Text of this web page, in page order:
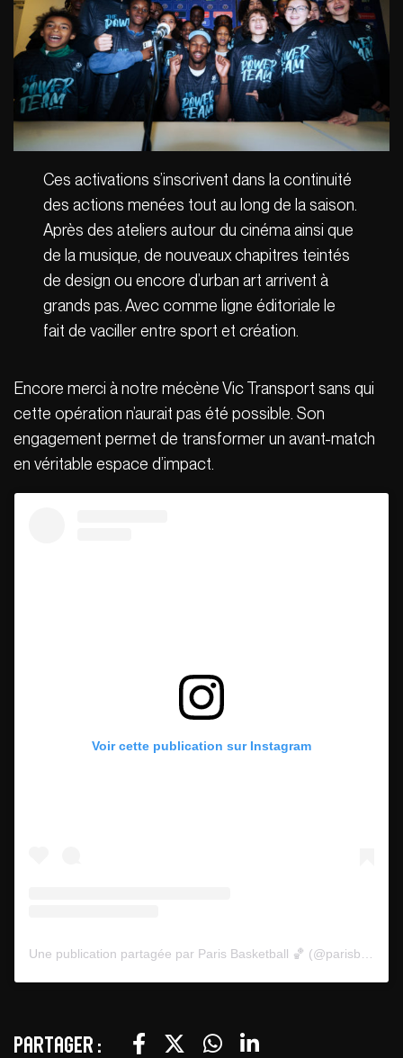
Ces activations s’inscrivent dans la continuité
des actions menées tout au long de la saison.
Après des ateliers autour du cinéma ainsi que
de la musique, de nouveaux chapitres teintés
de design ou encore d’urban art arrivent à
grands pas. Avec comme ligne éditoriale le
fait de vaciller entre sport et création.
Encore merci à notre mécène Vic Transport sans qui
cette opération n’aurait pas été possible. Son
engagement permet de transformer un avant-match
en véritable espace d’impact.
Voir cette publication sur Instagram
Partager :